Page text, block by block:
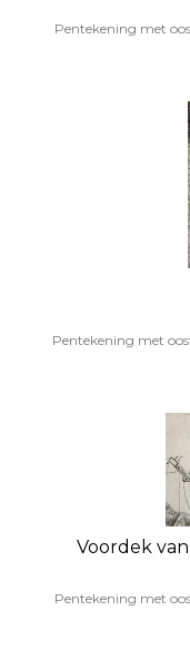
Pentekening met
Pentekening met
Voordek
Pentekening met